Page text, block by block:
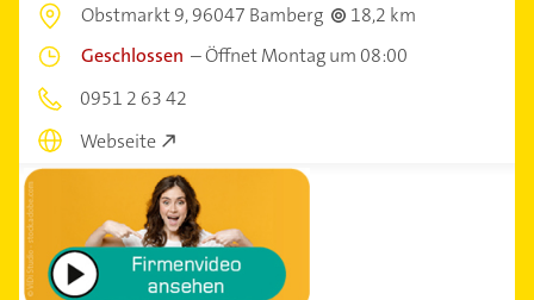
Obstmarkt 9,96047 Bamberg
18,2 km
Geschlossen –Öffnet Montag um 08:00
0951 2 63 42
Webseite